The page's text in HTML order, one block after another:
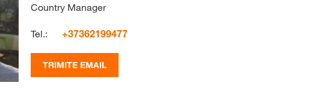
Country Manager
Tel.: +37362199477
TRIMITE EMAIL